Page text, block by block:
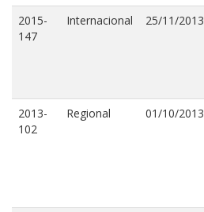
2015-
147
Internacional 25/11/2013
2013-
102
Regional 01/10/2013